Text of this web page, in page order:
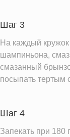
Фолиевая
Витамин С
Витамин А
Витамин Е
Насыщенные
Шаг 3
На каждый
шампиньона,
смазанный
посыпать тертым
Шаг 4
Запекать при 180